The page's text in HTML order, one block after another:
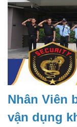
Nhân Viên
vận dụng